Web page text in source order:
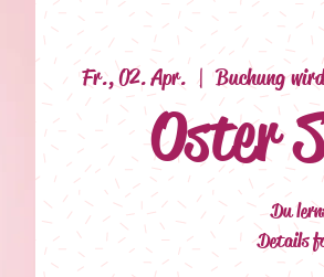
Fr., 02. Apr.
  |
Buchung
Oster
Du
Details